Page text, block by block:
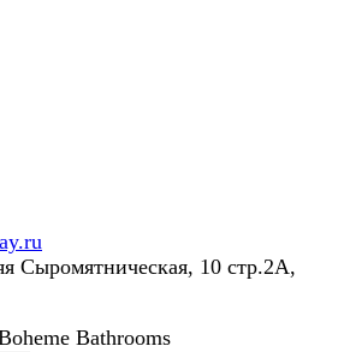
Сыромятническая, 10 стр.2А,
Bathrooms